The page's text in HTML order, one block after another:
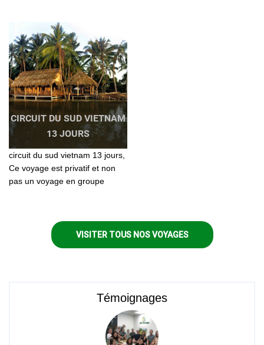
PuLuong 5 jours
CIRCUIT DU SUD VIETNAM
13 JOURS
circuit du sud vietnam 13 jours,
Ce voyage est privatif et non
pas un voyage en groupe
propre rythme
VISITER TOUS NOS VOYAGES
Témoignages